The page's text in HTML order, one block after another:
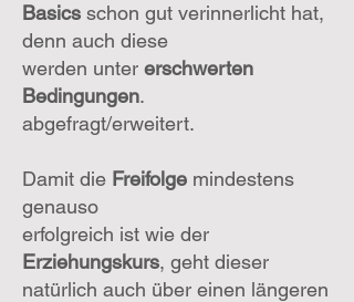
Basics schon gut verinnerlicht hat,
denn auch diese
werden unter erschwerten
Bedingungen.
abgefragt/erweitert.
Damit die Freifolge mindestens
genauso
erfolgreich ist wie der
Erziehungskurs, geht dieser
natürlich auch über einen längeren